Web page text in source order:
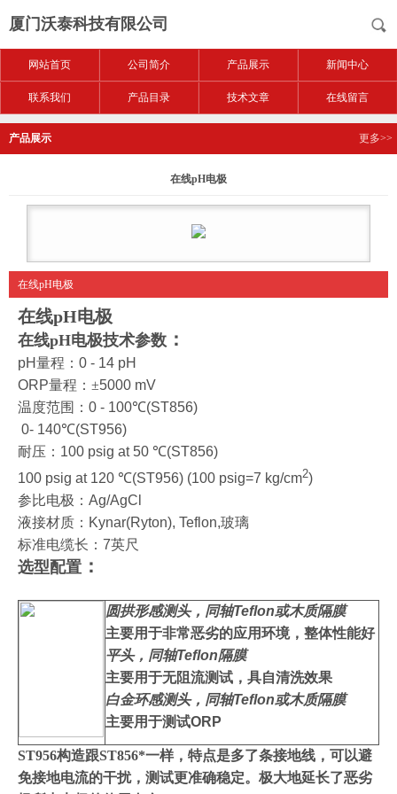
厦门沃泰科技有限公司
网站首页 公司简介 产品展示 新闻中心
联系我们 产品目录 技术文章 在线留言
产品展示 更多>>
在线pH电极
在线pH电极
在线pH电极
在线pH电极技术参数 ：
pH量程： 0 - 14 pH
ORP量程：±5000 mV
温度范围： 0 - 100℃(ST856)
0- 140℃(ST956)
耐压： 100 psig at 50 ℃(ST856)
100 psig at 120 ℃(ST956) (100 psig=7 kg/cm2)
参比电极： Ag/AgCl
液接材质： Kynar(Ryton), Teflon,玻璃
标准电缆长： 7英尺
选型配置 ：
圆拱形感测头，同轴Teflon或木质隔膜
主要用于非常恶劣的应用环境，整体性能好
平头，同轴Teflon隔膜
主要用于无阻流测试，具自清洗效果
白金环感测头，同轴Teflon或木质隔膜
主要用于测试ORP
ST956构造跟ST856*一样， 特点是多了条接地线，可以避
免接地电流的干扰，测试更准确稳定。 极大地延长了恶劣